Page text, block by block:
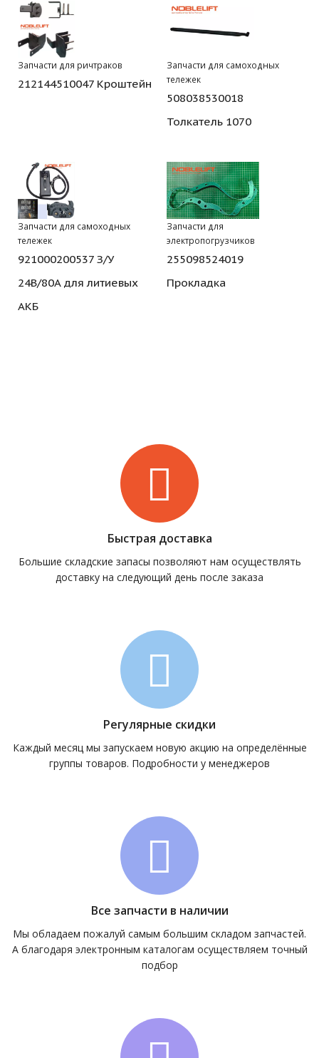
Запчасти для ричтраков
212144510047 Кроштейн
Запчасти для самоходных
тележек
508038530018
Толкатель 1070
Запчасти для самоходных
тележек
921000200537 З/У
24В/80А для литиевых
АКБ
Запчасти для
электропогрузчиков
255098524019
Прокладка
Быстрая доставка
Большие складские запасы позволяют нам осуществлять
доставку на следующий день после заказа
Регулярные скидки
Каждый месяц мы запускаем новую акцию на определённые
группы товаров. Подробности у менеджеров
Все запчасти в наличии
Мы обладаем пожалуй самым большим складом запчастей.
А благодаря электронным каталогам осуществляем точный
подбор